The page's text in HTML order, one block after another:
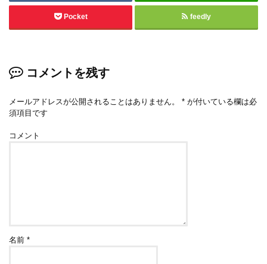
Pocket feedly
コメントを残す
メールアドレスが公開されることはありません。 * が付いている欄は必
須項目です
コメント
名前*